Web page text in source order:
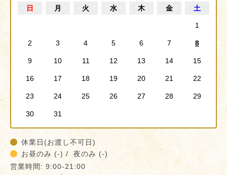
日 月 火 水 木 金 土
1
2 3 4 5 6 7 8
9 10 11 12 13 14 15
16 17 18 19 20 21 22
23 24 25 26 27 28 29
30 31
休業日(お渡し不可日)
お昼のみ (-) / 夜のみ (-)
営業時間: 9:00-21:00